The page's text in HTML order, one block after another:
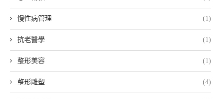
慢性病管理 (1)
抗老醫學 (1)
整形美容 (1)
整形雕塑 (4)